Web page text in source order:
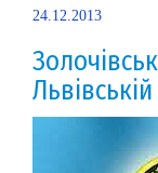
24.12.2013